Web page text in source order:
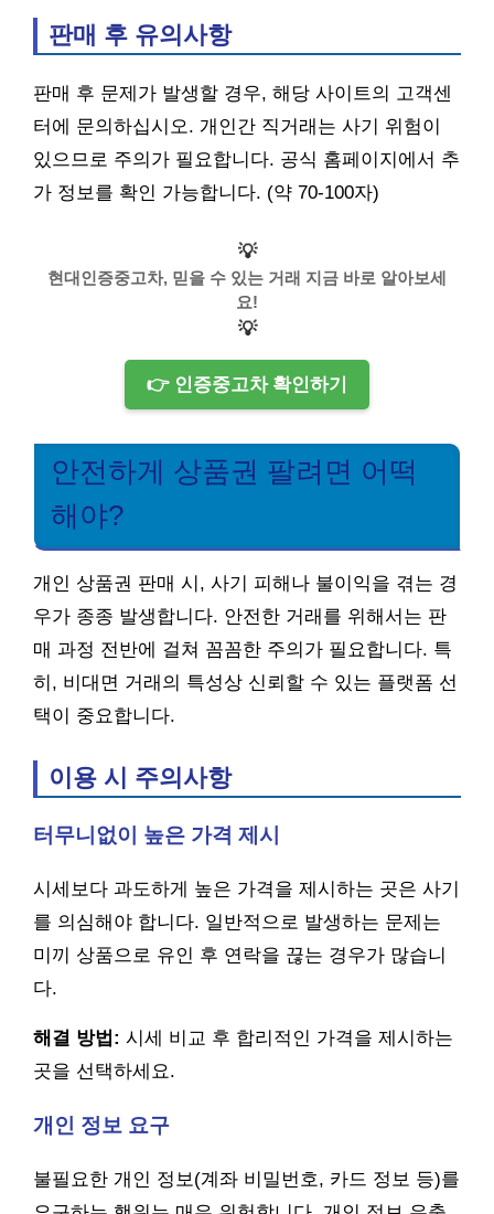
판매 후 유의사항
판매 후 문제가 발생할 경우, 해당 사이트의 고객센
터에 문의하십시오. 개인간 직거래는 사기 위험이
있으므로 주의가 필요합니다. 공식 홈페이지에서 추
가 정보를 확인 가능합니다. (약 70-100자)
💡
현대인증중고차, 믿을 수 있는 거래 지금 바로 알아보세
요!
💡
👉 인증중고차 확인하기
안전하게 상품권 팔려면 어떡
해야?
개인 상품권 판매 시, 사기 피해나 불이익을 겪는 경
우가 종종 발생합니다. 안전한 거래를 위해서는 판
매 과정 전반에 걸쳐 꼼꼼한 주의가 필요합니다. 특
히, 비대면 거래의 특성상 신뢰할 수 있는 플랫폼 선
택이 중요합니다.
이용 시 주의사항
터무니없이 높은 가격 제시
시세보다 과도하게 높은 가격을 제시하는 곳은 사기
를 의심해야 합니다. 일반적으로 발생하는 문제는
미끼 상품으로 유인 후 연락을 끊는 경우가 많습니
다.
해결 방법: 시세 비교 후 합리적인 가격을 제시하는
곳을 선택하세요.
개인 정보 요구
불필요한 개인 정보(계좌 비밀번호, 카드 정보 등)를